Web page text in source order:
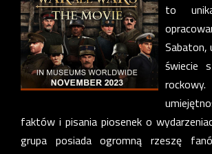
to
Sabaton,
świecie
faktów i pisania piosenek o
grupa posiada ogromną rzeszę